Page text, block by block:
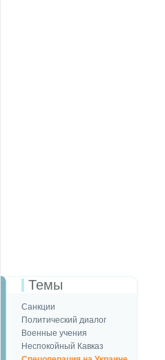
Темы
Санкции
Политический диалог
Военные учения
Неспокойный Кавказ